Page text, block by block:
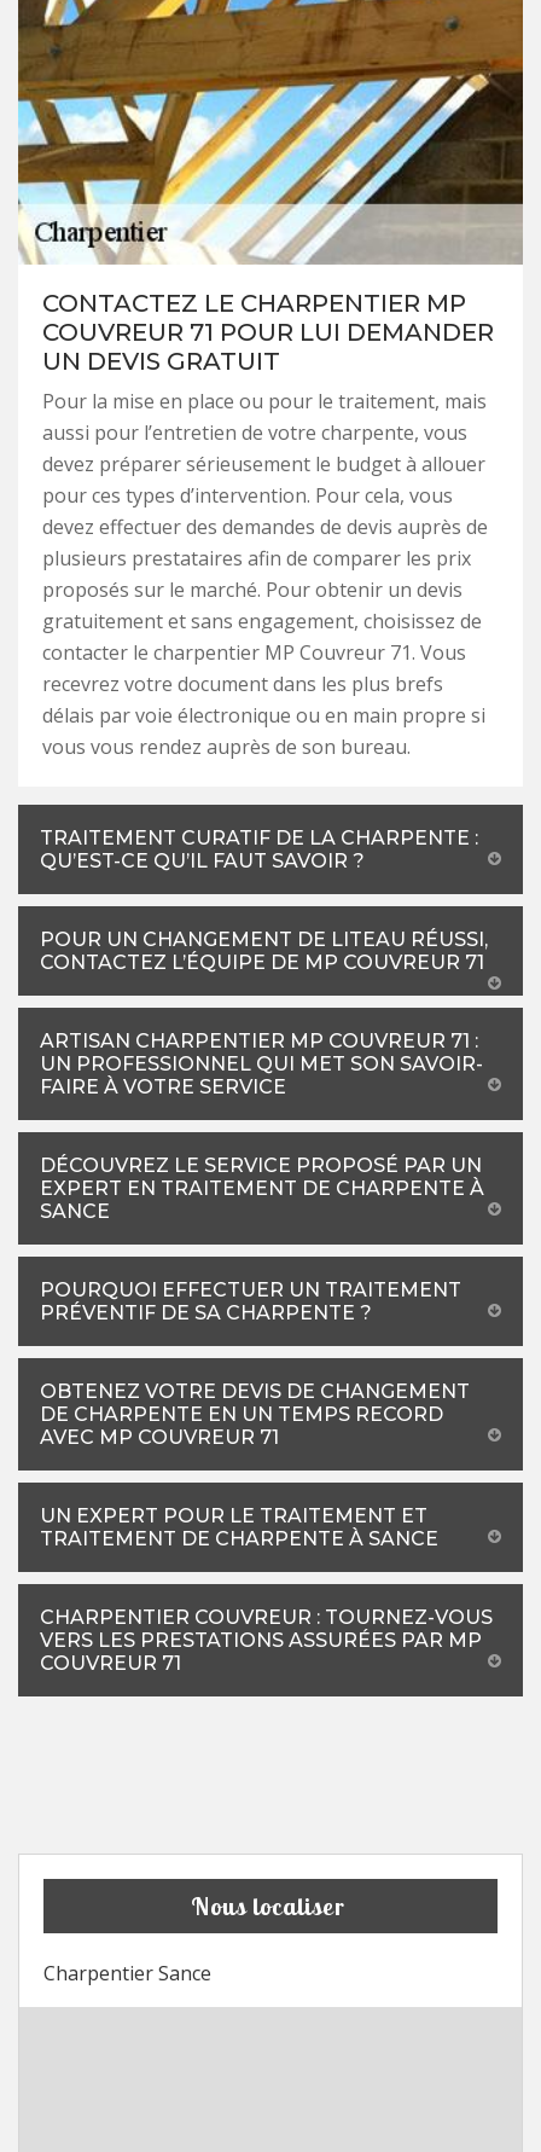
CONTACTEZ LE CHARPENTIER MP
COUVREUR 71 POUR LUI DEMANDER
UN DEVIS GRATUIT
Pour la mise en place ou pour le traitement, mais
aussi pour l’entretien de votre charpente, vous
devez préparer sérieusement le budget à allouer
pour ces types d’intervention. Pour cela, vous
devez effectuer des demandes de devis auprès de
plusieurs prestataires afin de comparer les prix
proposés sur le marché. Pour obtenir un devis
gratuitement et sans engagement, choisissez de
contacter le charpentier MP Couvreur 71. Vous
recevrez votre document dans les plus brefs
délais par voie électronique ou en main propre si
vous vous rendez auprès de son bureau.
TRAITEMENT CURATIF DE LA CHARPENTE :
QU’EST-CE QU’IL FAUT SAVOIR ?
POUR UN CHANGEMENT DE LITEAU RÉUSSI,
CONTACTEZ L’ÉQUIPE DE MP COUVREUR 71
ARTISAN CHARPENTIER MP COUVREUR 71 :
UN PROFESSIONNEL QUI MET SON SAVOIR-
FAIRE À VOTRE SERVICE
DÉCOUVREZ LE SERVICE PROPOSÉ PAR UN
EXPERT EN TRAITEMENT DE CHARPENTE À
SANCE
POURQUOI EFFECTUER UN TRAITEMENT
PRÉVENTIF DE SA CHARPENTE ?
OBTENEZ VOTRE DEVIS DE CHANGEMENT
DE CHARPENTE EN UN TEMPS RECORD
AVEC MP COUVREUR 71
UN EXPERT POUR LE TRAITEMENT ET
TRAITEMENT DE CHARPENTE À SANCE
CHARPENTIER COUVREUR : TOURNEZ-VOUS
VERS LES PRESTATIONS ASSURÉES PAR MP
COUVREUR 71
Nous localiser
Charpentier Sance